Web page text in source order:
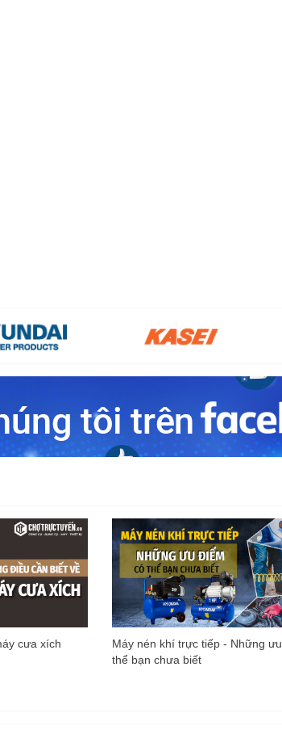
cưa xích
Máy nén khí trực tiếp - Những
thể bạn chưa biết